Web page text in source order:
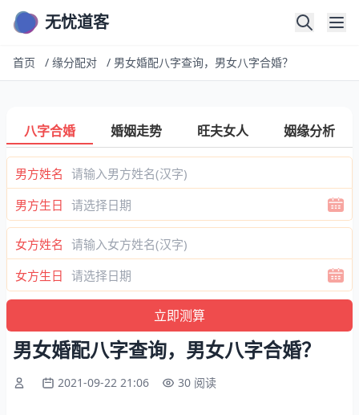
无忧道客
首页 / 缘分配对 / 男女婚配八字查询，男女八字合婚？
八字合婚 婚姻走势 旺夫女人 姻缘分析
男方姓名
男方生日
女方姓名
女方生日
男女婚配八字查询，男女八字合婚？
2021-09-22 21:06 30 阅读